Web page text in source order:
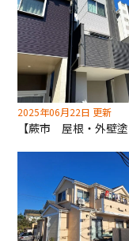
2025年06月22日 更新